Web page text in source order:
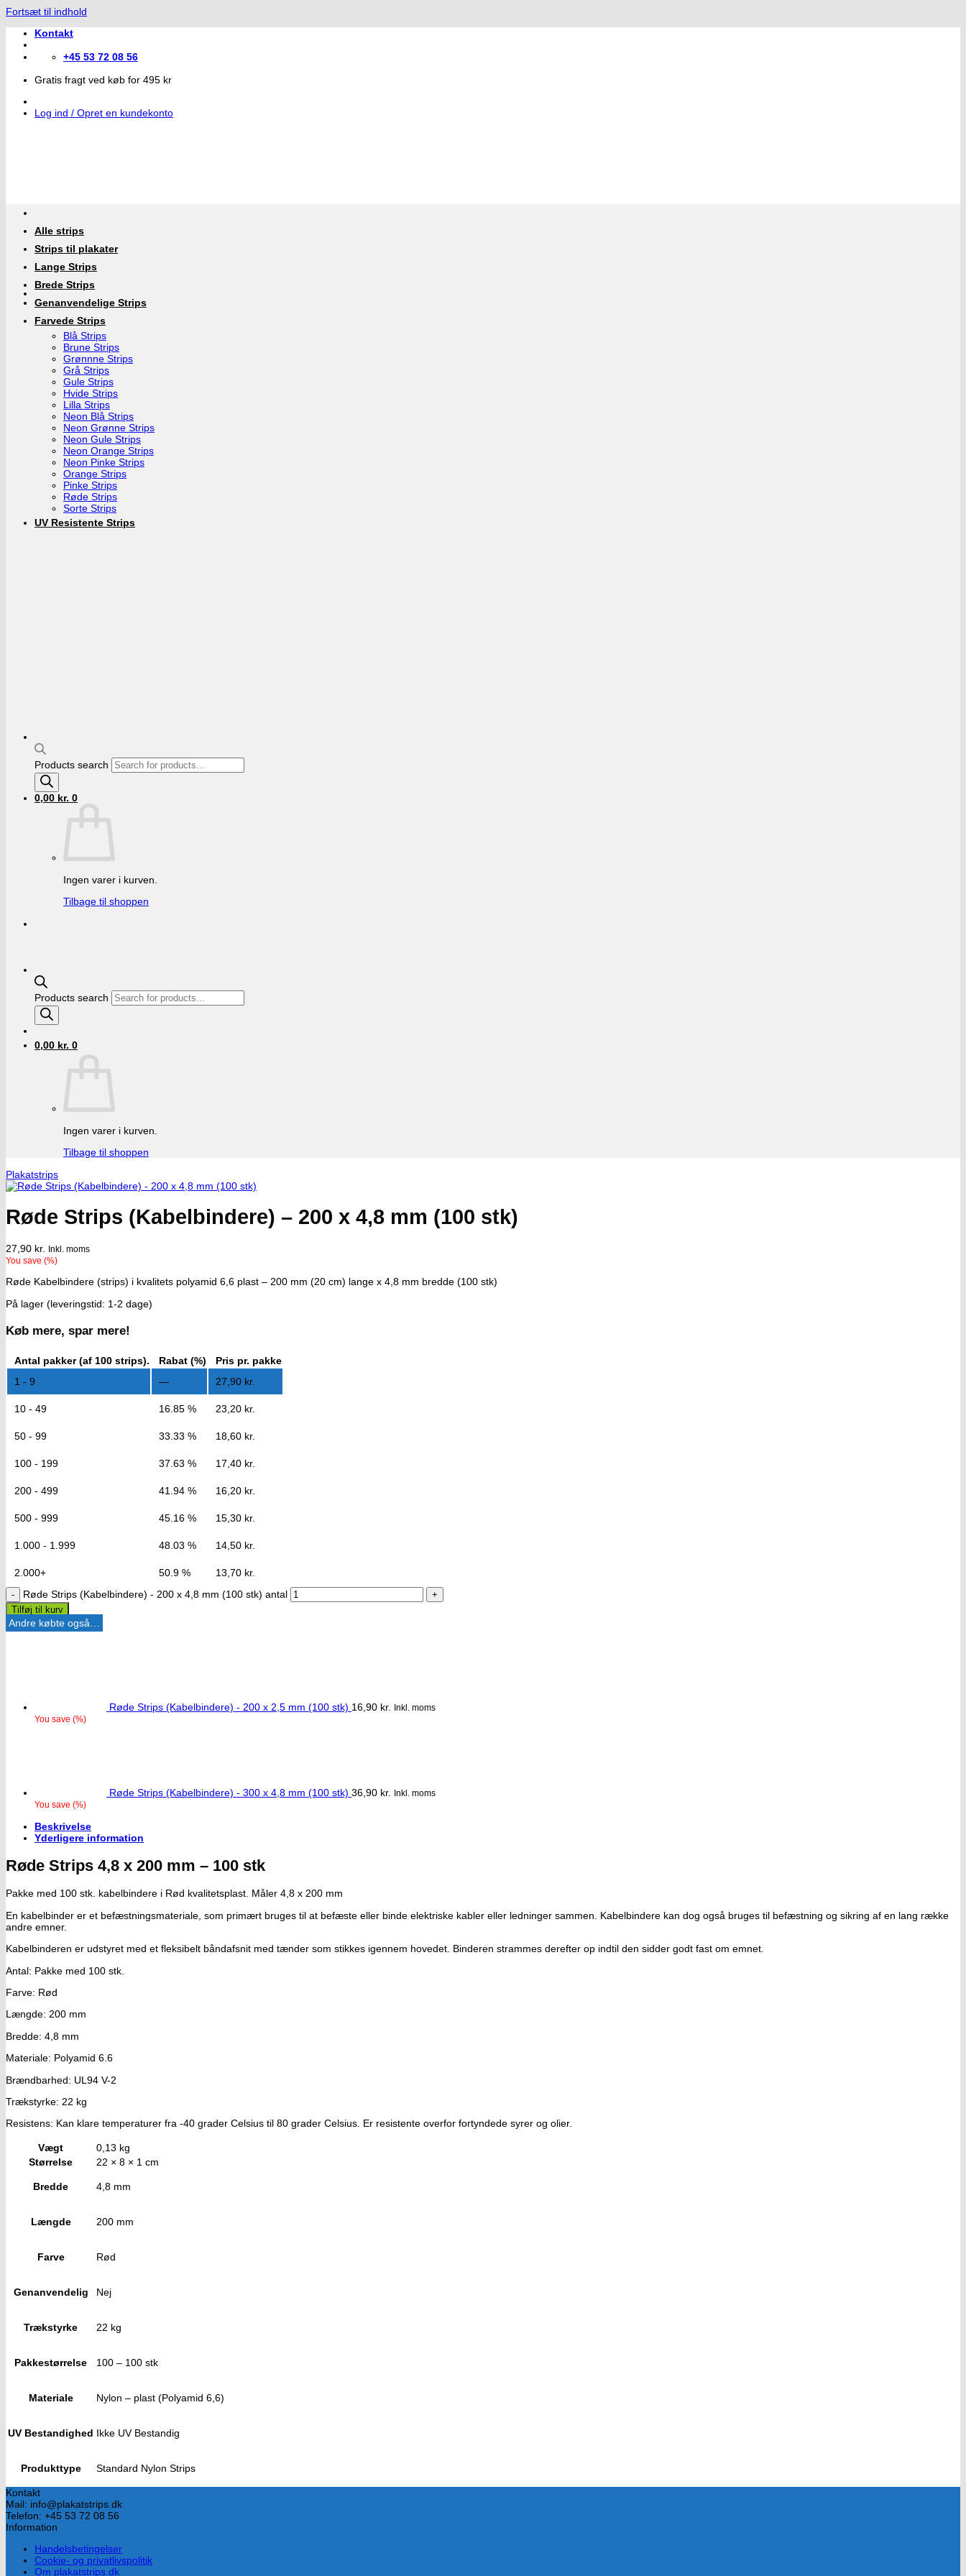
Fortsæt til indhold
Kontakt
+45 53 72 08 56
Gratis fragt ved køb for 495 kr
Log ind / Opret en kundekonto
Products search
0,00 kr. 0
Ingen varer i kurven.
Tilbage til shoppen
Alle strips
Strips til plakater
Lange Strips
Brede Strips
Genanvendelige Strips
Farvede Strips
Blå Strips
Brune Strips
Grønnne Strips
Grå Strips
Gule Strips
Hvide Strips
Lilla Strips
Neon Blå Strips
Neon Grønne Strips
Neon Gule Strips
Neon Orange Strips
Neon Pinke Strips
Orange Strips
Pinke Strips
Røde Strips
Sorte Strips
UV Resistente Strips
Products search
0,00 kr. 0
Ingen varer i kurven.
Tilbage til shoppen
Plakatstrips
Røde Strips (Kabelbindere) – 200 x 4,8 mm (100 stk)
27,90 kr.
Inkl. moms
You save (%)
Røde Kabelbindere (strips) i kvalitets polyamid 6,6 plast – 200 mm (20 cm) lange x 4,8 mm bredde (100 stk)
På lager (leveringstid: 1-2 dage)
Køb mere, spar mere!
Antal pakker (af 100 strips). Rabat (%)
Pris pr. pakke
1 - 9
— 27,90 kr.
10 - 49 16.85 % 23,20 kr.
50 - 99 33.33 % 18,60 kr.
100 - 199 37.63 % 17,40 kr.
200 - 499 41.94 % 16,20 kr.
500 - 999 45.16 % 15,30 kr.
1.000 - 1.999 48.03 % 14,50 kr.
2.000+ 50.9 % 13,70 kr.
Røde Strips (Kabelbindere) - 200 x 4,8 mm (100 stk) antal
Tilføj til kurv
Andre købte også…
Røde Strips (Kabelbindere) - 200 x 2,5 mm (100 stk) 16,90 kr. Inkl. moms
You save (%)
Røde Strips (Kabelbindere) - 300 x 4,8 mm (100 stk) 36,90 kr. Inkl. moms
You save (%)
Beskrivelse
Yderligere information
Røde Strips 4,8 x 200 mm – 100 stk
Pakke med 100 stk. kabelbindere i Rød kvalitetsplast. Måler 4,8 x 200 mm
En kabelbinder er et befæstningsmateriale, som primært bruges til at befæste eller binde elektriske kabler eller ledninger sammen. Kabelbindere kan dog også bruges til befæstning og sikring af en lang række
andre emner.
Kabelbinderen er udstyret med et fleksibelt båndafsnit med tænder som stikkes igennem hovedet. Binderen strammes derefter op indtil den sidder godt fast om emnet.
Antal: Pakke med 100 stk.
Farve: Rød
Længde: 200 mm
Bredde: 4,8 mm
Materiale: Polyamid 6.6
Brændbarhed: UL94 V-2
Trækstyrke: 22 kg
Resistens: Kan klare temperaturer fra -40 grader Celsius til 80 grader Celsius. Er resistente overfor fortyndede syrer og olier.
Vægt
0,13 kg
Størrelse
22 × 8 × 1 cm
Bredde 4,8 mm
Længde 200 mm
Farve Rød
Genanvendelig Nej
Trækstyrke 22 kg
Pakkestørrelse 100 – 100 stk
Materiale Nylon – plast (Polyamid 6,6)
UV Bestandighed Ikke UV Bestandig
Produkttype Standard Nylon Strips
Kontakt
Mail: info@plakatstrips.dk
Telefon: +45 53 72 08 56
Information
Handelsbetingelser
Cookie- og privatlivspolitik
Om plakatstrips.dk